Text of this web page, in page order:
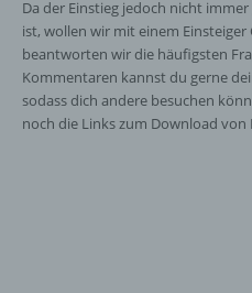
Da der Einstieg jedoch nicht
ist, wollen wir mit einem Einsteiger
beantworten wir die häufigsten
Kommentaren kannst du gerne
sodass dich andere besuchen
noch die Links zum Download